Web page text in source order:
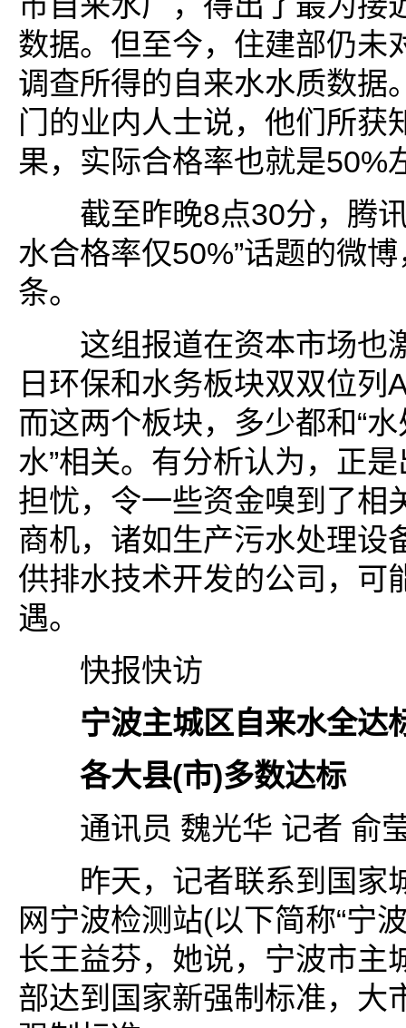
数据。但至今，住建部仍未
调查所得的自来水水质数据
门的业内人士说，他们所获
果，实际合格率也就是50%
截至昨晚8点30分，腾讯
水合格率仅50%”话题的微
条。
这组报道在资本市场也
日环保和水务板块双双位列
而这两个板块，多少都和“水
水”相关。有分析认为，正
担忧，令一些资金嗅到了相
商机，诸如生产污水处理设
供排水技术开发的公司，可
遇。
快报快访
宁波主城区自来水全达
各大县(市)多数达标
通讯员 魏光华 记者 俞
昨天，记者联系到国家
网宁波检测站(以下简称“宁
长王益芬，她说，宁波市主
部达到国家新强制标准，大